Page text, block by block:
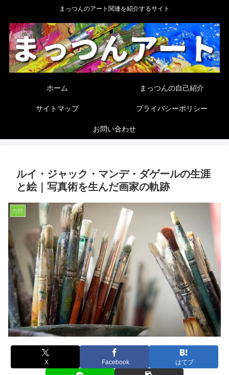
まっつんのアート関連を紹介するサイト
ホーム まっつんの自己紹介
サイトマップ プライバシーポリシー
お問い合わせ
ルイ・ジャック・マンデ・ダゲールの生涯
と絵｜写真術を生んだ画家の軌跡
た行
X Facebook はてブ